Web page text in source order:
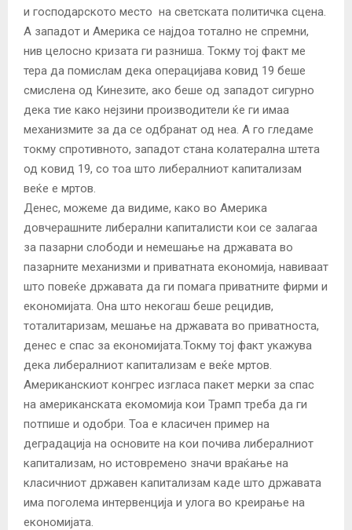
и господарското место на светската политичка сцена.
А западот и Америка се најдоа тотално не спремни,
нив целосно кризата ги разниша. Токму тој факт ме
тера да помислам дека операцијава ковид 19 беше
смислена од Кинезите, ако беше од западот сигурно
дека тие како нејзини производители ќе ги имаа
механизмите за да се одбранат од неа. А го гледаме
токму спротивното, западот стана колатерална штета
од ковид 19, со тоа што либералниот капитализам
веќе е мртов.
Денес, можеме да видиме, како во Америка
довчерашните либерални капиталисти кои се залагаа
за пазарни слободи и немешање на државата во
пазарните механизми и приватната економија, навиваат
што повеќе државата да ги помага приватните фирми и
економијата. Она што некогаш беше рецидив,
тоталитаризам, мешање на државата во приватноста,
денес е спас за економијата.Токму тој факт укажува
дека либералниот капитализам е веќе мртов.
Американскиот конгрес изгласа пакет мерки за спас
на американската екомомија кои Трамп треба да ги
потпише и одобри. Тоа е класичен пример на
деградација на основите на кои почива либералниот
капитализам, но истовремено значи враќање на
класичниот државен капитализам каде што државата
има поголема интервенција и улога во креирање на
економијата.